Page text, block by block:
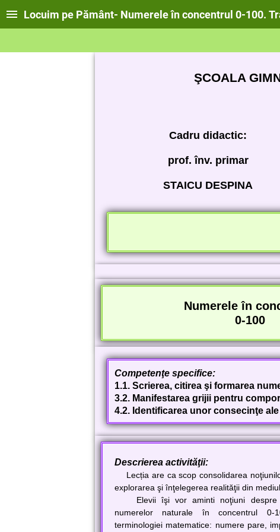
Locuim pe Pământ- Numerele în concentrul 0-100.
ŞCOALA
Cadru didactic:
prof. înv. primar
STAICU DESPINA
Numerele în
0-100
Competenţe specifice:
1.1. Scrierea, citirea şi formarea
3.2. Manifestarea grijii pentru
4.2. Identificarea unor consecinţe
Descrierea activităţii:
Lecția are ca scop consolidarea
explorarea şi înţelegerea realităţii din
Elevii îşi vor aminti noţiuni despre
numerelor naturale în concentrul 0-
terminologiei matematice: numere pare,